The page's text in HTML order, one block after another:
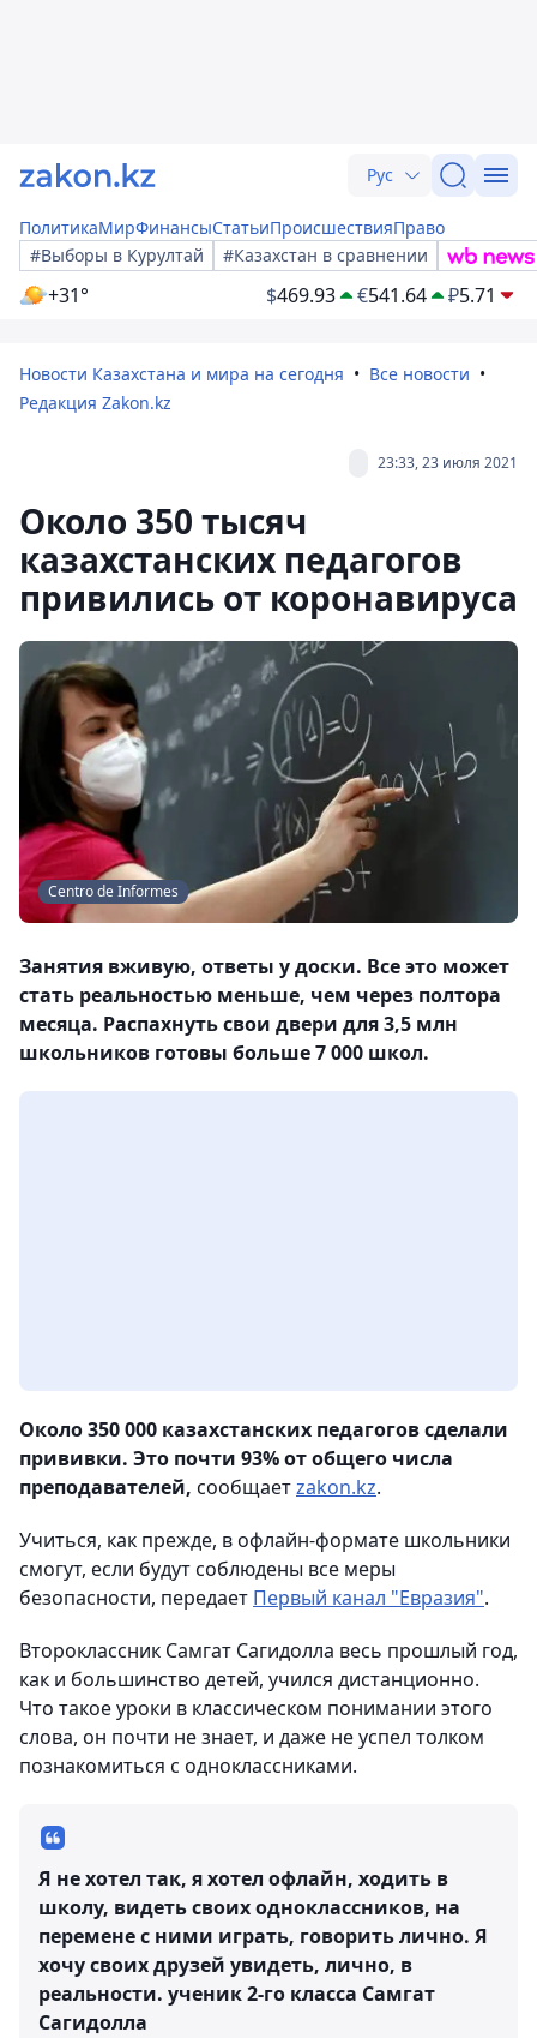
Рус
ПолитикаМирФинансыСтатьиПроисшествияПраво
#Выборы в Курултай
#Казахстан в сравнении
+31° $469.93 €541.64 ₽5.71
Новости Казахстана и мира на сегодня
Все новости
Редакция Zakon.kz
23:33, 23 июля 2021
Около 350 тысяч
казахстанских педагогов
привились от коронавируса
Centro de Informes
Занятия вживую, ответы у доски. Все это может
стать реальностью меньше, чем через полтора
месяца. Распахнуть свои двери для 3,5 млн
школьников готовы больше 7 000 школ.
Около 350 000 казахстанских педагогов сделали
прививки. Это почти 93% от общего числа
преподавателей, сообщаетzakon.kz.
Учиться, как прежде, в офлайн-формате школьники
смогут, если будут соблюдены все меры
безопасности, передает Первый канал "Евразия".
Второклассник Самгат Сагидолла весь прошлый год,
как и большинство детей, учился дистанционно.
Что такое уроки в классическом понимании этого
слова, он почти не знает, и даже не успел толком
познакомиться с одноклассниками.
Я не хотел так, я хотел офлайн, ходить в
школу, видеть своих одноклассников, на
перемене с ними играть, говорить лично. Я
хочу своих друзей увидеть, лично, в
реальности. ученик 2-го класса Самгат
Сагидолла